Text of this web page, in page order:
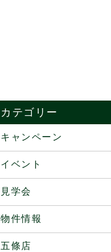
カテゴリー
キャンペーン
イベント
見学会
物件情報
五條店